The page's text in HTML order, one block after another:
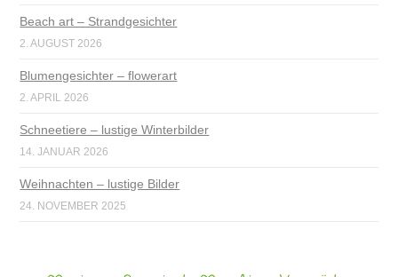
Beach art – Strandgesichter
2. AUGUST 2026
Blumengesichter – flowerart
2. APRIL 2026
Schneetiere – lustige Winterbilder
14. JANUAR 2026
Weihnachten – lustige Bilder
24. NOVEMBER 2025